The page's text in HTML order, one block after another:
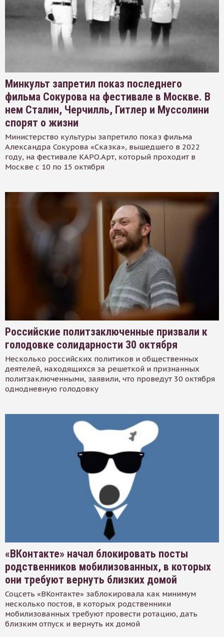
Минкульт запретил показ последнего
фильма Сокурова на фестивале в Москве. В
нем Сталин, Черчилль, Гитлер и Муссолини
спорят о жизни
Министерство культуры запретило показ фильма
Александра Сокурова «Сказка», вышедшего в 2022
году, на фестивале КАРО.Арт, который проходит в
Москве с 10 по 15 октября
Российские политзаключенные призвали к
голодовке солидарности 30 октября
Несколько российских политиков и общественных
деятелей, находящихся за решеткой и признанных
политзаключенными, заявили, что проведут 30 октября
однодневную голодовку
«ВКонтакте» начал блокировать посты
родственников мобилизованных, в которых
они требуют вернуть близких домой
Соцсеть «ВКонтакте» заблокировала как минимум
несколько постов, в которых родственники
мобилизованных требуют провести ротацию, дать
близким отпуск и вернуть их домой